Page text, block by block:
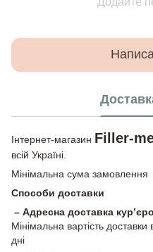
Інтернет-магазин Filler-
всій Україні.
Мінімальна сума
Способи доставки
– Адресна доставка
Мінімальна вартість
дні